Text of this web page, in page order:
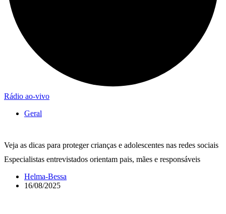
Rádio ao-vivo
Geral
Veja as dicas para proteger crianças e adolescentes nas redes sociais
Especialistas entrevistados orientam pais, mães e responsáveis
Helma-Bessa
16/08/2025